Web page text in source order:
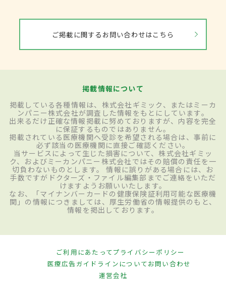
ご掲載に関するお問い合わせはこちら
掲載情報について
掲載している各種情報は、株式会社ギミック、またはミーカ
ンパニー株式会社が調査した情報をもとにしています。
出来るだけ正確な情報掲載に努めておりますが、内容を完全
に保証するものではありません。
掲載されている医療機関へ受診を希望される場合は、事前に
必ず該当の医療機関に直接ご確認ください。
当サービスによって生じた損害について、株式会社ギミッ
ク、およびミーカンパニー株式会社ではその賠償の責任を一
切負わないものとします。 情報に誤りがある場合には、お
手数ですがドクターズ・ファイル編集部までご連絡をいただ
けますようお願いいたします。
なお、「マイナンバーカードの健康保険証利用可能な医療機
関」の情報につきましては、厚生労働省の情報提供のもと、
情報を掲出しております。
ご利用にあたってプライバシーポリシー
医療広告ガイドラインについてお問い合わせ
運営会社